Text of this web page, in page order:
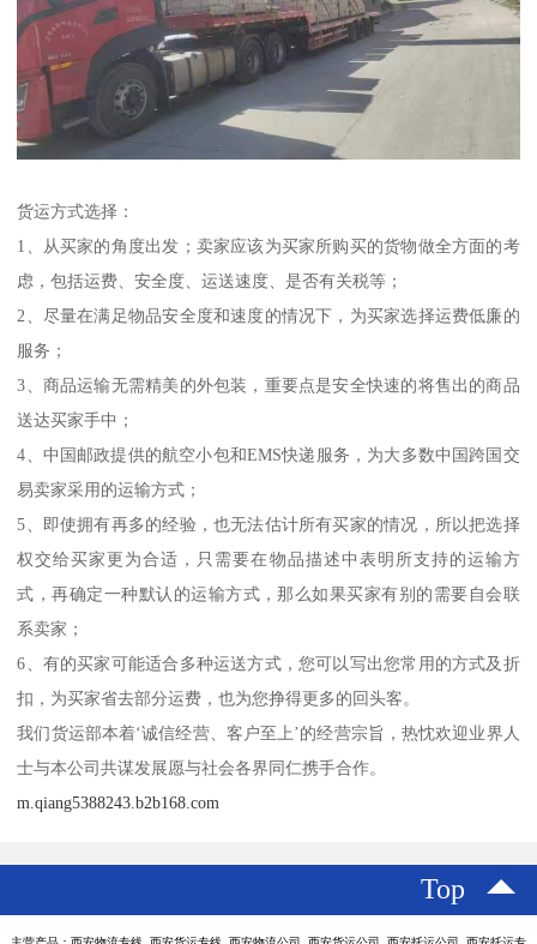
货运方式选择：
1、从买家的角度出发；卖家应该为买家所购买的货物做全方面的考
虑，包括运费、安全度、运送速度、是否有关税等；
2、尽量在满足物品安全度和速度的情况下，为买家选择运费低廉的
服务；
3、商品运输无需精美的外包装，重要点是安全快速的将售出的商品
送达买家手中；
4、中国邮政提供的航空小包和EMS快递服务，为大多数中国跨国交
易卖家采用的运输方式；
5、即使拥有再多的经验，也无法估计所有买家的情况，所以把选择
权交给买家更为合适，只需要在物品描述中表明所支持的运输方
式，再确定一种默认的运输方式，那么如果买家有别的需要自会联
系卖家；
6、有的买家可能适合多种运送方式，您可以写出您常用的方式及折
扣，为买家省去部分运费，也为您挣得更多的回头客。
我们货运部本着‘诚信经营、客户至上’的经营宗旨，热忱欢迎业界人
士与本公司共谋发展愿与社会各界同仁携手合作。
m.qiang5388243.b2b168.com
Top